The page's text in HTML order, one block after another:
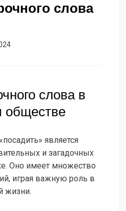
слова
слова в
обществе
является
и загадочных
Оно имеет множество
играя важную роль в
жизни.